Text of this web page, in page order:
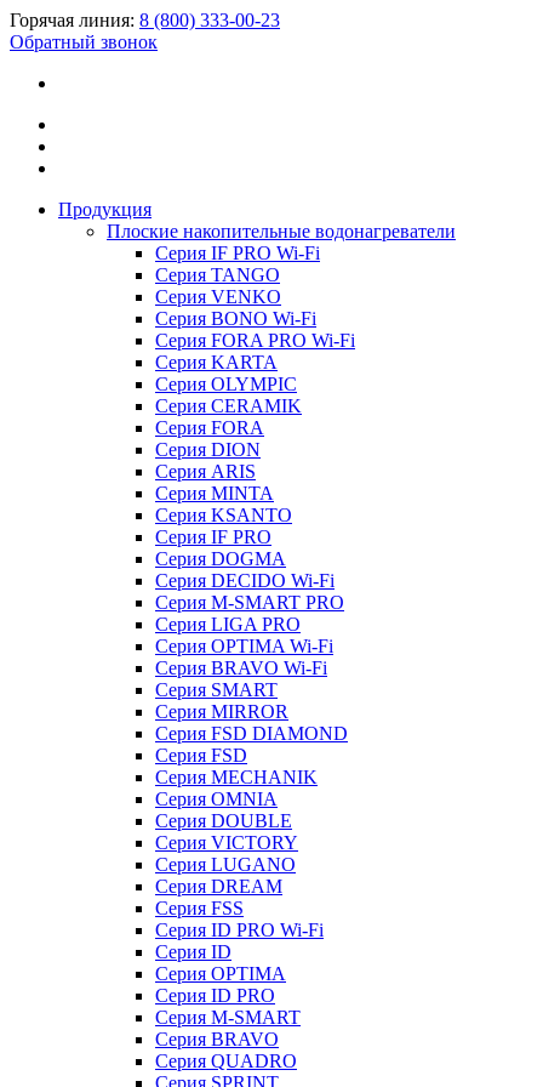
Горячая линия: 8 (800) 333-00-23
Обратный звонок
Продукция
Плоские накопительные водонагреватели
Серия IF PRO Wi-Fi
Серия TANGO
Серия VENKO
Серия BONO Wi-Fi
Серия FORA PRO Wi-Fi
Серия KARTA
Серия OLYMPIC
Серия CERAMIK
Серия FORA
Серия DION
Серия ARIS
Серия MINTA
Серия KSANTO
Серия IF PRO
Серия DOGMA
Серия DECIDO Wi-Fi
Серия M-SMART PRO
Серия LIGA PRO
Серия OPTIMA Wi-Fi
Серия BRAVO Wi-Fi
Серия SMART
Серия MIRROR
Серия FSD DIAMOND
Серия FSD
Серия MECHANIK
Серия OMNIA
Серия DOUBLE
Серия VICTORY
Серия LUGANO
Серия DREAM
Серия FSS
Серия ID PRO Wi-Fi
Серия ID
Серия OPTIMA
Серия ID PRO
Серия M-SMART
Серия BRAVO
Серия QUADRO
Серия SPRINT